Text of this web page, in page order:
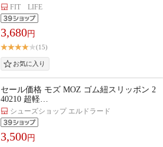
FIT LIFE
3,680円
(15)
セール価格 モズ MOZ ゴム紐スリッポン 2
40210 超軽…
シューズショップ エルドラード
3,500円